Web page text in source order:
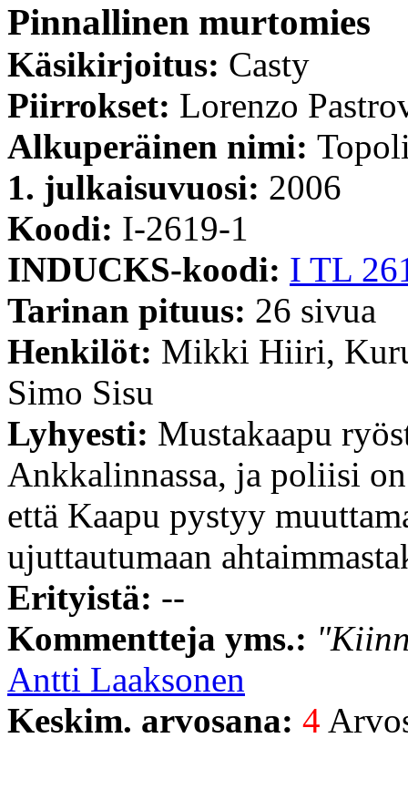
Pinnallinen murtomies
Käsikirjoitus: Casty
Piirrokset: Lorenzo
Alkuperäinen nimi:
1. julkaisuvuosi: 2006
Koodi: I-2619-1
INDUCKS-koodi: I TL
Tarinan pituus: 26 sivua
Henkilöt: Mikki Hiiri,
Simo Sisu
Lyhyesti: Mustakaapu
Ankkalinnassa, ja poliisi
että Kaapu pystyy
ujuttautumaan
Erityistä: --
Kommentteja yms.:
Antti Laaksonen
Keskim. arvosana: 4